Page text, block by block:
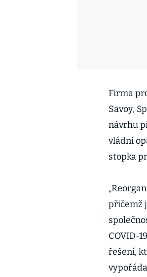
Firma
Savoy,
návrhu
vládní
stopka
přičemž
COVID-
řešení,